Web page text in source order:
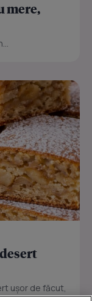
mere,
ușor de făcut,